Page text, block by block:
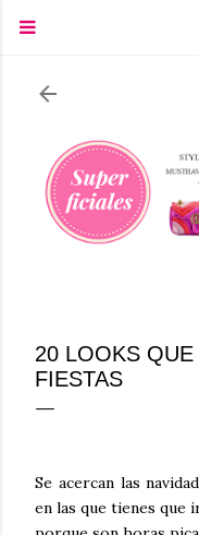
Ir al
20 LOOKS
FIESTAS
Se acercan las
en las que tienes que